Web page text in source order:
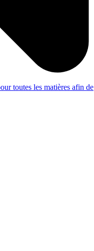
toutes les matières afin de